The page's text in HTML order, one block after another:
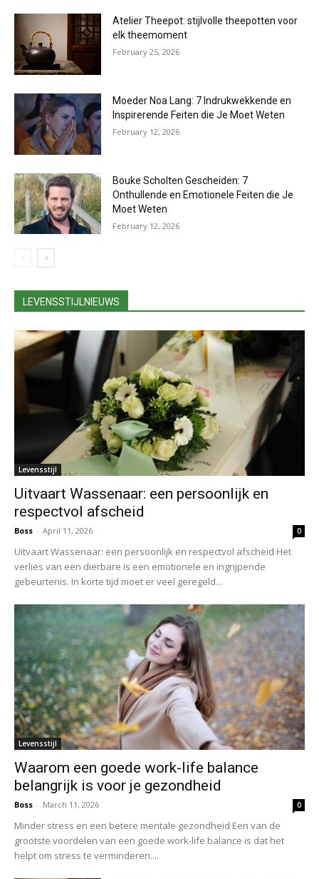
Atelier Theepot: stijlvolle theepotten voor
elk theemoment
February 25, 2026
Moeder Noa Lang: 7 Indrukwekkende en
Inspirerende Feiten die Je Moet Weten
February 12, 2026
Bouke Scholten Gescheiden: 7
Onthullende en Emotionele Feiten die Je
Moet Weten
February 12, 2026
LEVENSSTIJLNIEUWS
Levensstijl
Uitvaart Wassenaar: een persoonlijk en
respectvol afscheid
Boss - April 11, 2026 0
Uitvaart Wassenaar: een persoonlijk en respectvol afscheid Het
verlies van een dierbare is een emotionele en ingrijpende
gebeurtenis. In korte tijd moet er veel geregeld...
Levensstijl
Waarom een goede work-life balance
belangrijk is voor je gezondheid
Boss - March 11, 2026 0
Minder stress en een betere mentale gezondheid Een van de
grootste voordelen van een goede work-life balance is dat het
helpt om stress te verminderen....